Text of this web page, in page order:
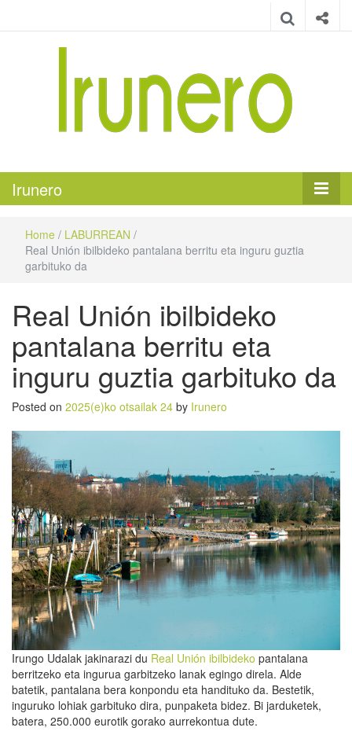
Irunero
Home / LABURREAN /
Real Unión ibilbideko pantalana berritu eta inguru guztia
garbituko da
Real Unión ibilbideko
pantalana berritu eta
inguru guztia garbituko da
Posted on 2025(e)ko otsailak 24 by Irunero
Irungo Udalak jakinarazi du Real Unión ibilbideko pantalana
berritzeko eta ingurua garbitzeko lanak egingo direla. Alde
batetik, pantalana bera konpondu eta handituko da. Bestetik,
inguruko lohiak garbituko dira, punpaketa bidez. Bi jarduketek,
batera, 250.000 eurotik gorako aurrekontua dute.